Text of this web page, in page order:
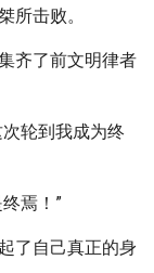
所击败。
齐了前文明律者
轮到我成为终
焉！”
了自己真正的身